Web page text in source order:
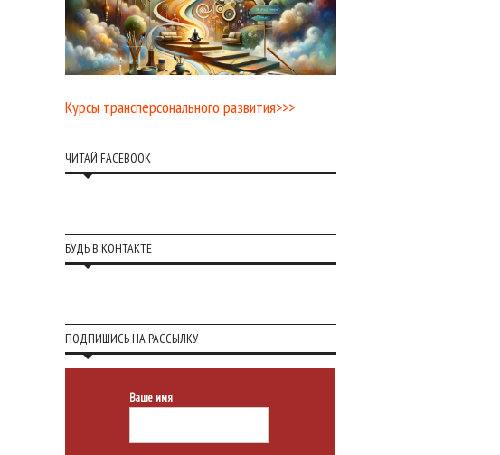
Курсы трансперсонального развития>>>
ЧИТАЙ FACEBOOK
БУДЬ В КОНТАКТЕ
ПОДПИШИСЬ НА РАССЫЛКУ
Ваше имя